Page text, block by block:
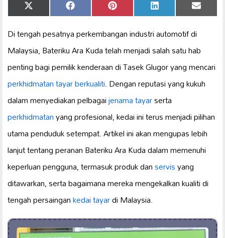
Share
on
X
(Twitter)
Share
on
Facebook Share
on
Pinterest Share
on
LinkedIn Share
on
Email
Di tengah pesatnya perkembangan industri automotif di
Malaysia, Bateriku Ara Kuda telah menjadi salah satu hab
penting bagi pemilik kenderaan di Tasek Glugor yang mencari
perkhidmatan tayar berkualiti. Dengan reputasi yang kukuh
dalam menyediakan pelbagaijenama tayarserta
perkhidmatanyang profesional, kedai ini terus menjadi pilihan
utama penduduk setempat. Artikel ini akan mengupas lebih
lanjut tentang peranan Bateriku Ara Kuda dalam memenuhi
keperluan pengguna, termasuk produk danservisyang
ditawarkan, serta bagaimana mereka mengekalkan kualiti di
tengah persaingankedai tayardi Malaysia.